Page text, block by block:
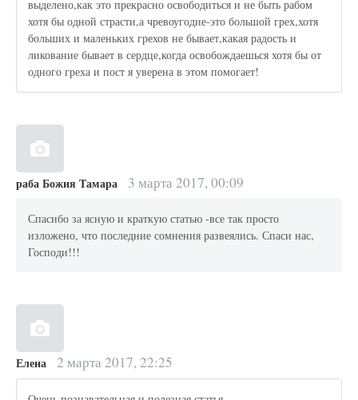
выделено,как это прекрасно освободиться и не быть рабом
хотя бы одной страсти,а чревоугодие-это большой грех,хотя
больших и маленьких грехов не бывает,какая радость и
ликование бывает в сердце,когда освобождаешься хотя бы от
одного греха и пост я уверена в этом помогает!
раба Божия Тамара 3 марта 2017, 00:09
Спасибо за ясную и краткую статью -все так просто
изложено, что последние сомнения развеялись. Спаси нас,
Господи!!!
Елена 2 марта 2017, 22:25